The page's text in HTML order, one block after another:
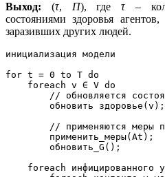
Выход: (τ, Π), где τ–
состояниями здоровья агентов,
заразивших других людей.
инициализация модели
for t = 0 to T do
    foreach v ∈ V do
// обновляется
        обновить здоровье(v);
// применяются меры
        применить_меры(At);
        обновить_G();
foreach инфицированного